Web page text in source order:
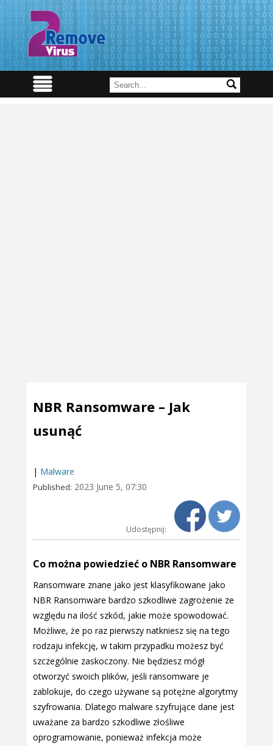
NBR Ransomware – Jak
usunąć
| Malware
Published: 2023 June 5, 07:30
Udostępnij:
Co można powiedzieć o NBR Ransomware
Ransomware znane jako jest klasyfikowane jako
NBR Ransomware bardzo szkodliwe zagrożenie ze
względu na ilość szkód, jakie może spowodować.
Możliwe, że po raz pierwszy natkniesz się na tego
rodzaju infekcję, w takim przypadku możesz być
szczególnie zaskoczony. Nie będziesz mógł
otworzyć swoich plików, jeśli ransomware je
zablokuje, do czego używane są potężne algorytmy
szyfrowania. Dlatego malware szyfrujące dane jest
uważane za bardzo szkodliwe złośliwe
oprogramowanie, ponieważ infekcja może